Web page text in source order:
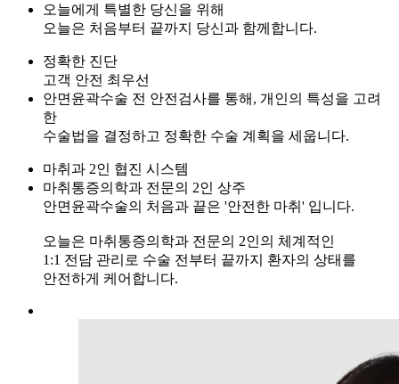
오늘에게 특별한 당신을 위해
오늘은 처음부터 끝까지 당신과 함께합니다.
정확한 진단
고객 안전 최우선
안면윤곽수술 전 안전검사를 통해, 개인의 특성을 고려
한
수술법을 결정하고 정확한 수술 계획을 세웁니다.
마취과 2인 협진 시스템
마취통증의학과 전문의 2인 상주
안면윤곽수술의 처음과 끝은 '안전한 마취' 입니다.
오늘은 마취통증의학과 전문의 2인의 체계적인
1:1 전담 관리로 수술 전부터 끝까지 환자의 상태를
안전하게 케어합니다.